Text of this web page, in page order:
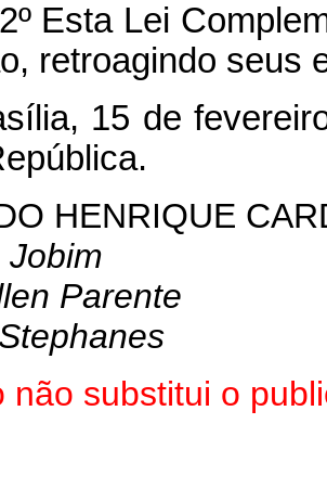
Lei
retroagindo seus
15 de fevereiro
HENRIQUE
Jobim
Parente
não substitui o